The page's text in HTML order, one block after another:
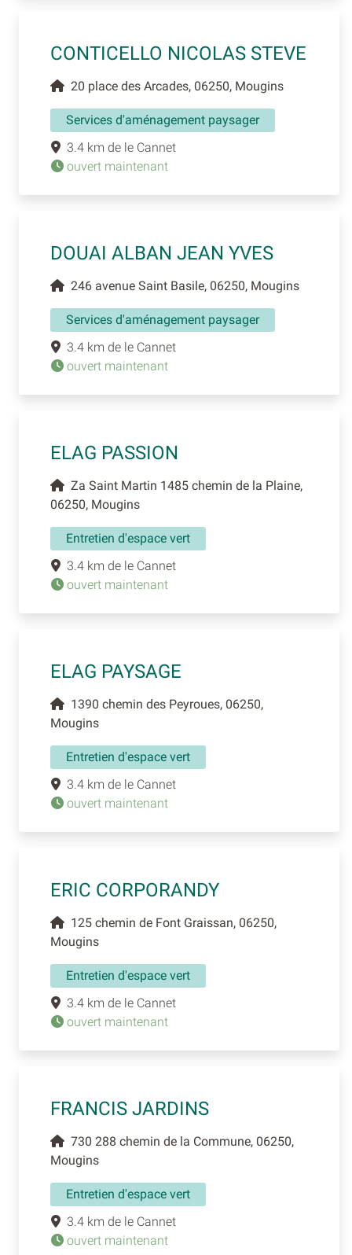
CONTICELLO NICOLAS STEVE
20 place des Arcades, 06250, Mougins
Services d'aménagement paysager
3.4 km de le Cannet
ouvert maintenant
DOUAI ALBAN JEAN YVES
246 avenue Saint Basile, 06250, Mougins
Services d'aménagement paysager
3.4 km de le Cannet
ouvert maintenant
ELAG PASSION
Za Saint Martin 1485 chemin de la Plaine,
06250, Mougins
Entretien d'espace vert
3.4 km de le Cannet
ouvert maintenant
ELAG PAYSAGE
1390 chemin des Peyroues, 06250,
Mougins
Entretien d'espace vert
3.4 km de le Cannet
ouvert maintenant
ERIC CORPORANDY
125 chemin de Font Graissan, 06250,
Mougins
Entretien d'espace vert
3.4 km de le Cannet
ouvert maintenant
FRANCIS JARDINS
730 288 chemin de la Commune, 06250,
Mougins
Entretien d'espace vert
3.4 km de le Cannet
ouvert maintenant